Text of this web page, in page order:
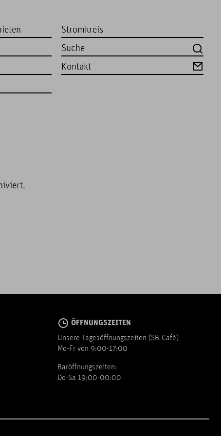
Stromkreis
Kontakt
ÖFFNUNGSZEITEN
Unsere Tagesöffnungszeiten (SB-Cafè)
Mo-Fr von 9:00-17:00
Baröffnungszeiten:
Do-Sa 19:00-00:00